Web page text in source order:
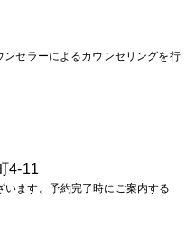
セラーによるカウンセリングを行
4-11
ます。予約完了時にご案内する